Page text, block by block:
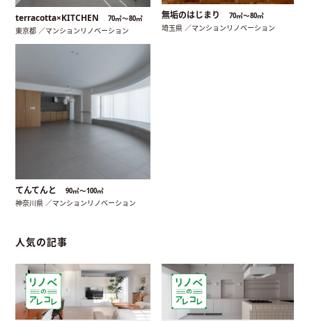
terracotta×KITCHEN 70㎡〜80㎡
東京都 ／マンションリノベーション
無垢のはじまり 70㎡〜80㎡
埼玉県 ／マンションリノベーション
てんてんと 90㎡〜100㎡
神奈川県 ／マンションリノベーション
人気の記事